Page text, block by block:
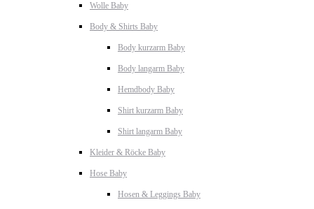
Wolle Baby
Body & Shirts Baby
Body kurzarm Baby
Body langarm Baby
Hemdbody Baby
Shirt kurzarm Baby
Shirt langarm Baby
Kleider & Röcke Baby
Hose Baby
Hosen & Leggings Baby